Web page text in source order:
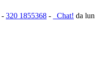
- 320 1855368 - Chat! da lun